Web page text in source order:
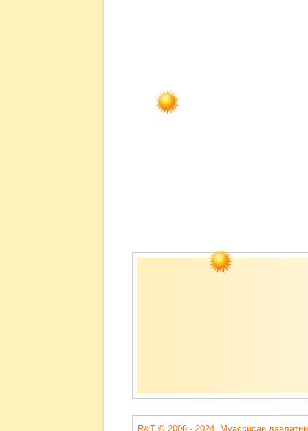
Содержимое
R&T © 2006 - 2024. Муассисаи